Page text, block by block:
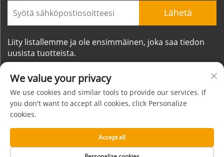
Lähetä
Liity listallemme ja ole ensimmäinen, joka saa tiedon
uusista tuotteista.
Tekijänoikeudet © Xiamen Mornsun Industrial Co., Ltd.
Kaikki oikeudet pidätetään
Tietoja Ota yhteyttä Tietosuojakäytäntö BLOGI
We value your privacy
We use cookies and similar tools to provide our services. If
you don't want to accept all cookies, click Personalize
cookies.
Accept all